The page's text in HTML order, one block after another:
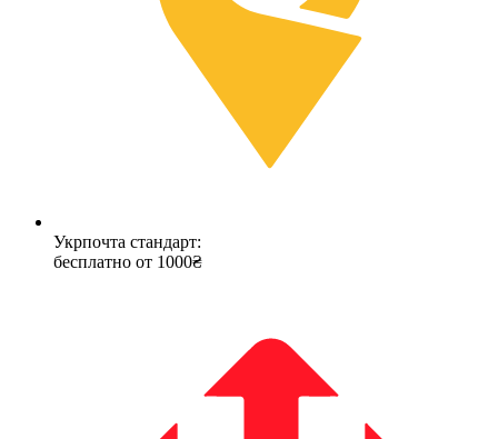
Укрпочта стандарт:
бесплатно от 1000₴